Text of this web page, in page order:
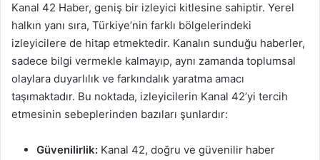
Kanal 42 Haber, geniş bir izleyici kitlesine sahiptir. Yerel
halkın yanı sıra, Türkiye’nin farklı bölgelerindeki
izleyicilere de hitap etmektedir. Kanalın sunduğu haberler,
sadece bilgi vermekle kalmayıp, aynı zamanda toplumsal
olaylara duyarlılık ve farkındalık yaratma amacı
taşımaktadır. Bu noktada, izleyicilerin Kanal 42’yi tercih
etmesinin sebeplerinden bazıları şunlardır:
Güvenilirlik: Kanal 42, doğru ve güvenilir haber